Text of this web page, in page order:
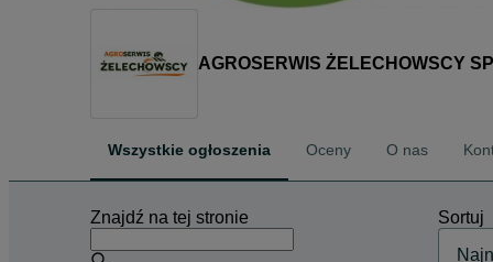
AGROSERWIS ŻELECHOWSCY
Wszystkie ogłoszenia Oceny O nas
Znajdź na tej stronie Sortuj